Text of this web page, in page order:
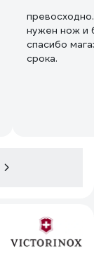
нужен нож и
спасибо
срока.